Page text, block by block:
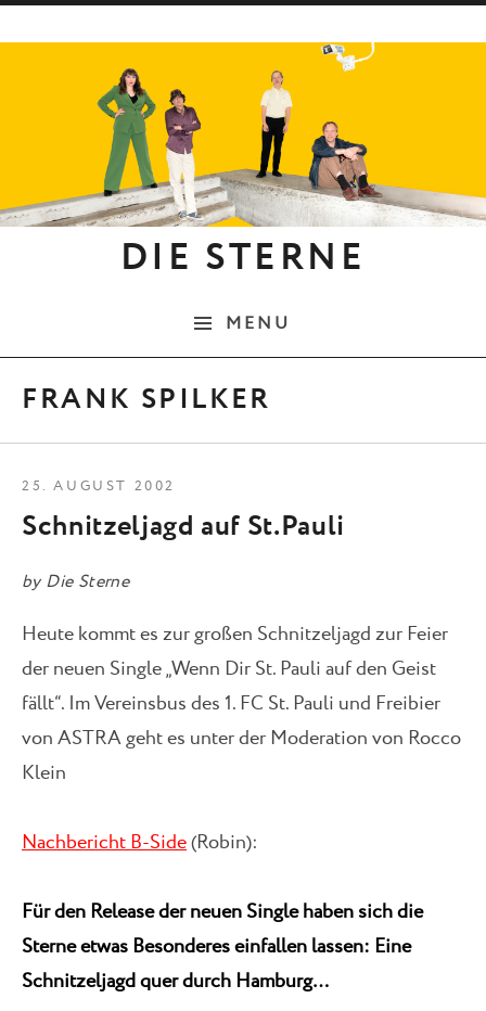
DIE STERNE
MENU
FRANK SPILKER
Schnitzeljagd auf St.Pauli
by Die Sterne
25. AUGUST 2002
Heute kommt es zur großen Schnitzeljagd zur Feier
der neuen Single „Wenn Dir St. Pauli auf den Geist
fällt“. Im Vereinsbus des 1. FC St. Pauli und Freibier
von ASTRA geht es unter der Moderation von Rocco
Klein
Nachbericht B-Side(Robin):
Für den Release der neuen Single haben sich die
Sterne etwas Besonderes einfallen lassen: Eine
Schnitzeljagd quer durch Hamburg…